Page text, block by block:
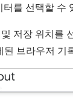
를 선택할 수
저장 위치를
브라우저 기